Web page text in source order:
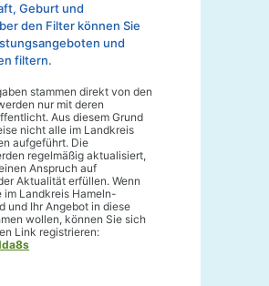
Geburt und
den Filter können Sie
und
filtern.
stammen direkt von den
nur mit deren
Aus diesem Grund
nicht alle im Landkreis
aufgeführt. Die
regelmäßig aktualisiert,
Anspruch auf
Aktualität erfüllen. Wenn
im Landkreis Hameln-
und Ihr Angebot in diese
wollen, können Sie sich
Link registrieren: